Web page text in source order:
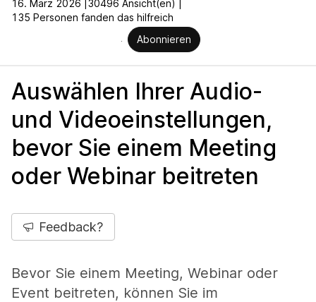
16. März 2026 | 30496 Ansicht(en) |
135 Personen fanden das hilfreich
Abonnieren
Auswählen Ihrer Audio-
und Videoeinstellungen,
bevor Sie einem Meeting
oder Webinar beitreten
Feedback?
Bevor Sie einem Meeting, Webinar oder
Event beitreten, können Sie im